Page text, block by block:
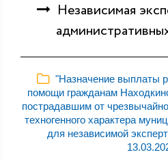
Независимая
"Назначение выплаты
помощи гражданам
пострадавшим от
техногенного характера
для независимой